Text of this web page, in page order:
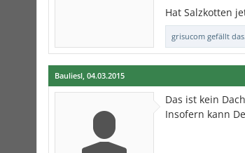
Hat Salzkotten
grisucom gefällt das.
Bauliesl, 04.03.2015
Das ist kein
Insofern kann